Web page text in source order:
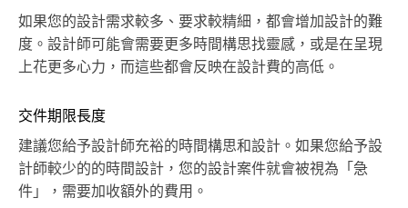
如果您的設計需求較多、要求較精細，都會增加設計的難
度。設計師可能會需要更多時間構思找靈感，或是在呈現
上花更多心力，而這些都會反映在設計費的高低。
交件期限長度
建議您給予設計師充裕的時間構思和設計。如果您給予設
計師較少的的時間設計，您的設計案件就會被視為「急
件」，需要加收額外的費用。